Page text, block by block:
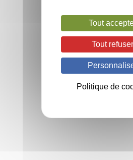
Tout
Tout refuser
Politique de